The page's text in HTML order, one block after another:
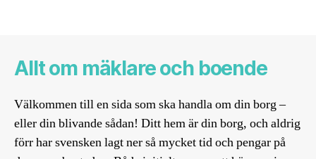
Allt om mäklare och boende
Välkommen till en sida som ska handla om din borg –
eller din blivande sådan! Ditt hem är din borg, och aldrig
förr har svensken lagt ner så mycket tid och pengar på